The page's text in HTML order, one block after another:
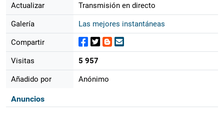
Actualizar Transmisión en directo
Galería Las mejores instantáneas
Compartir
Visitas 5 957
Añadido por Anónimo
Anuncios